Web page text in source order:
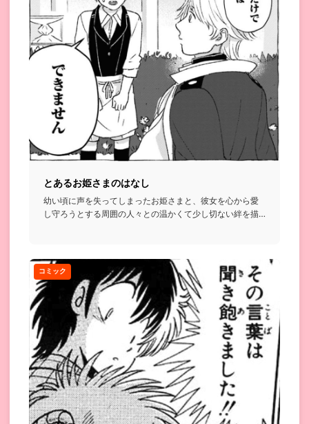
とあるお姫さまのはなし
幼い頃に声を失ってしまったお姫さまと、彼女を心から愛
し守ろうとする周囲の人々との温かくて少し切ない絆を描
コミック